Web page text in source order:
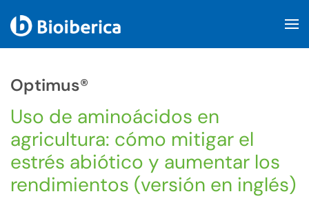
Optimus®
Uso de aminoácidos en
agricultura: cómo mitigar el
estrés abiótico y aumentar los
rendimientos (versión en inglés)